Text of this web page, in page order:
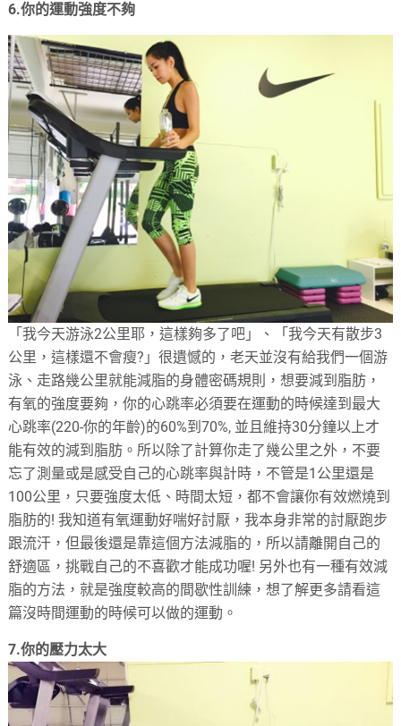
6.你的運動強度不夠
「我今天游泳2公里耶，這樣夠多了吧」、「我今天有散步3
公里，這樣還不會瘦?」很遺憾的，老天並沒有給我們一個游
泳、走路幾公里就能減脂的身體密碼規則，想要減到脂肪，
有氧的強度要夠，你的心跳率必須要在運動的時候達到最大
心跳率(220-你的年齡)的60%到70%, 並且維持30分鐘以上才
能有效的減到脂肪。所以除了計算你走了幾公里之外，不要
忘了測量或是感受自己的心跳率與計時，不管是1公里還是
100公里，只要強度太低、時間太短，都不會讓你有效燃燒到
脂肪的! 我知道有氧運動好喘好討厭，我本身非常的討厭跑步
跟流汗，但最後還是靠這個方法減脂的，所以請離開自己的
舒適區，挑戰自己的不喜歡才能成功喔! 另外也有一種有效減
脂的方法，就是強度較高的間歇性訓練，想了解更多請看這
篇沒時間運動的時候可以做的運動。
7.你的壓力太大